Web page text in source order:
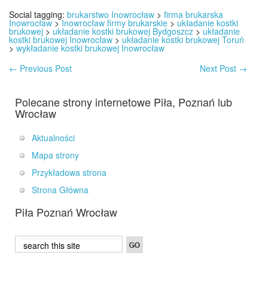
Social tagging: brukarstwo Inowrocław > firma brukarska
Inowrocław >Inowrocław firmy brukarskie > układanie kostki
brukowej > układanie kostki brukowej Bydgoszcz > układanie
kostki brukowej Inowrocław > układanie kostki brukowej Toruń
> wykładanie kostki brukowej Inowrocław
← Previous Post Next Post →
Polecane strony internetowe Piła, Poznań lub
Wrocław
Aktualności
Mapa strony
Przykładowa strona
Strona Główna
Piła Poznań Wrocław